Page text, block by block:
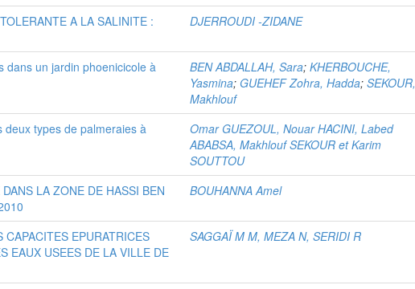
A LA SALINITE :
DJERROUDI -ZIDANE
dans un jardin phoenicicole à
BEN ABDALLAH, Sara;KHERBOUCHE,
Yasmina; GUEHEF Zohra, Hadda;SEKOUR,
Makhlouf
deux types de palmeraies à
Omar GUEZOUL, Nouar HACINI, Labed
ABABSA, Makhlouf SEKOUR et Karim
SOUTTOU
LA ZONE DE HASSI BEN
BOUHANNA Amel
CAPACITES EPURATRICES
EAUX USEES DE LA VILLE DE
SAGGAÏ M M, MEZA N, SERIDI R